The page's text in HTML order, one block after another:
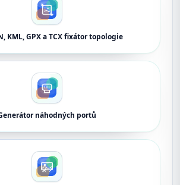
KML, GPX a TCX fixátor topologie
náhodných portů